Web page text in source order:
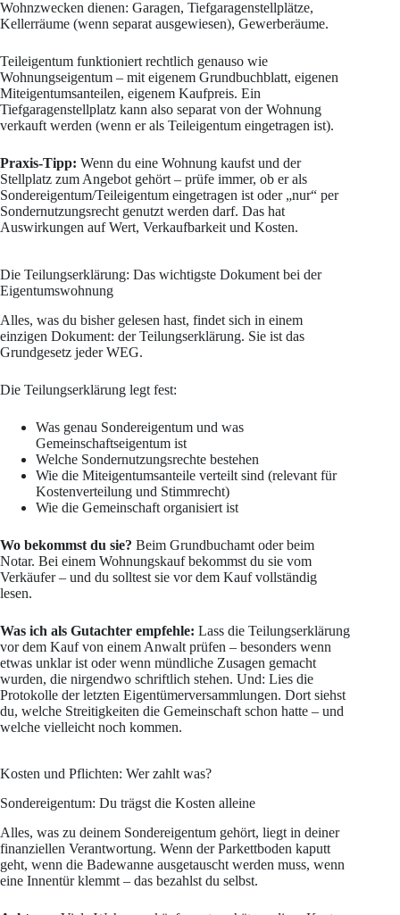
Wohnzwecken dienen: Garagen, Tiefgaragenstellplätze,
Kellerräume (wenn separat ausgewiesen), Gewerberäume.
Teileigentum funktioniert rechtlich genauso wie
Wohnungseigentum – mit eigenem Grundbuchblatt, eigenen
Miteigentumsanteilen, eigenem Kaufpreis. Ein
Tiefgaragenstellplatz kann also separat von der Wohnung
verkauft werden (wenn er als Teileigentum eingetragen ist).
Praxis-Tipp: Wenn du eine Wohnung kaufst und der
Stellplatz zum Angebot gehört – prüfe immer, ob er als
Sondereigentum/Teileigentum eingetragen ist oder „nur“ per
Sondernutzungsrecht genutzt werden darf. Das hat
Auswirkungen auf Wert, Verkaufbarkeit und Kosten.
Die Teilungserklärung: Das wichtigste Dokument bei der
Eigentumswohnung
Alles, was du bisher gelesen hast, findet sich in einem
einzigen Dokument: der Teilungserklärung. Sie ist das
Grundgesetz jeder WEG.
Die Teilungserklärung legt fest:
Was genau Sondereigentum und was
Gemeinschaftseigentum ist
Welche Sondernutzungsrechte bestehen
Wie die Miteigentumsanteile verteilt sind (relevant für
Kostenverteilung und Stimmrecht)
Wie die Gemeinschaft organisiert ist
Wo bekommst du sie? Beim Grundbuchamt oder beim
Notar. Bei einem Wohnungskauf bekommst du sie vom
Verkäufer – und du solltest sie vor dem Kauf vollständig
lesen.
Was ich als Gutachter empfehle: Lass die Teilungserklärung
vor dem Kauf von einem Anwalt prüfen – besonders wenn
etwas unklar ist oder wenn mündliche Zusagen gemacht
wurden, die nirgendwo schriftlich stehen. Und: Lies die
Protokolle der letzten Eigentümerversammlungen. Dort siehst
du, welche Streitigkeiten die Gemeinschaft schon hatte – und
welche vielleicht noch kommen.
Kosten und Pflichten: Wer zahlt was?
Sondereigentum: Du trägst die Kosten alleine
Alles, was zu deinem Sondereigentum gehört, liegt in deiner
finanziellen Verantwortung. Wenn der Parkettboden kaputt
geht, wenn die Badewanne ausgetauscht werden muss, wenn
eine Innentür klemmt – das bezahlst du selbst.